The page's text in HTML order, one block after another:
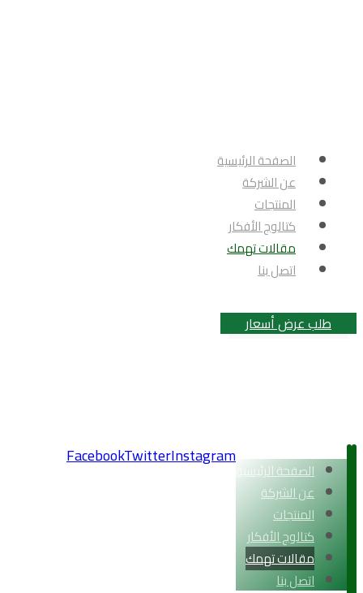
الصفحة الرئيسية
عن الشركة
المنتجات
كتالوج الأفكار
مقالات تهمك
اتصل بنا
طلب عرض أسعار
الصفحة الرئيسية
عن الشركة
المنتجات
كتالوج الأفكار
مقالات تهمك
اتصل بنا
FacebookTwitterInstagram